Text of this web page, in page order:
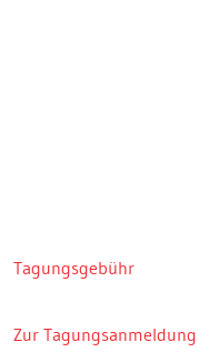
Tagungsgebühr
Zur Tagungsanmeldung